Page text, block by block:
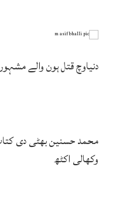
دنیاوچ قتل ہون والے
محمد حسنین بھٹی دی
وکھالی اکٹھ